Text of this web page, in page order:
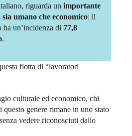
riguarda un importante
umano che economico: il
ha un’incidenza di 77,8
.
flotta di “lavoratori
culturale ed economico, chi
genere rimane in uno stato
vedere riconosciuti dallo